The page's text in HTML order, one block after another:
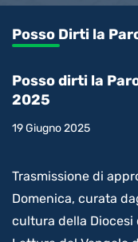
l’audio1.04%
Posso Dirti la
Posso dirti la
2025
19 Giugno 2025
Trasmissione di
Domenica, curata
cultura della Diocesi